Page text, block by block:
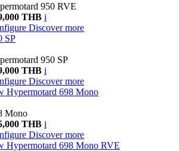
950 RVE
THB i
Discover more
SP
950 SP
THB i
Discover more
Hypermotard 698 Mono
Mono
THB i
Discover more
Hypermotard 698 Mono RVE